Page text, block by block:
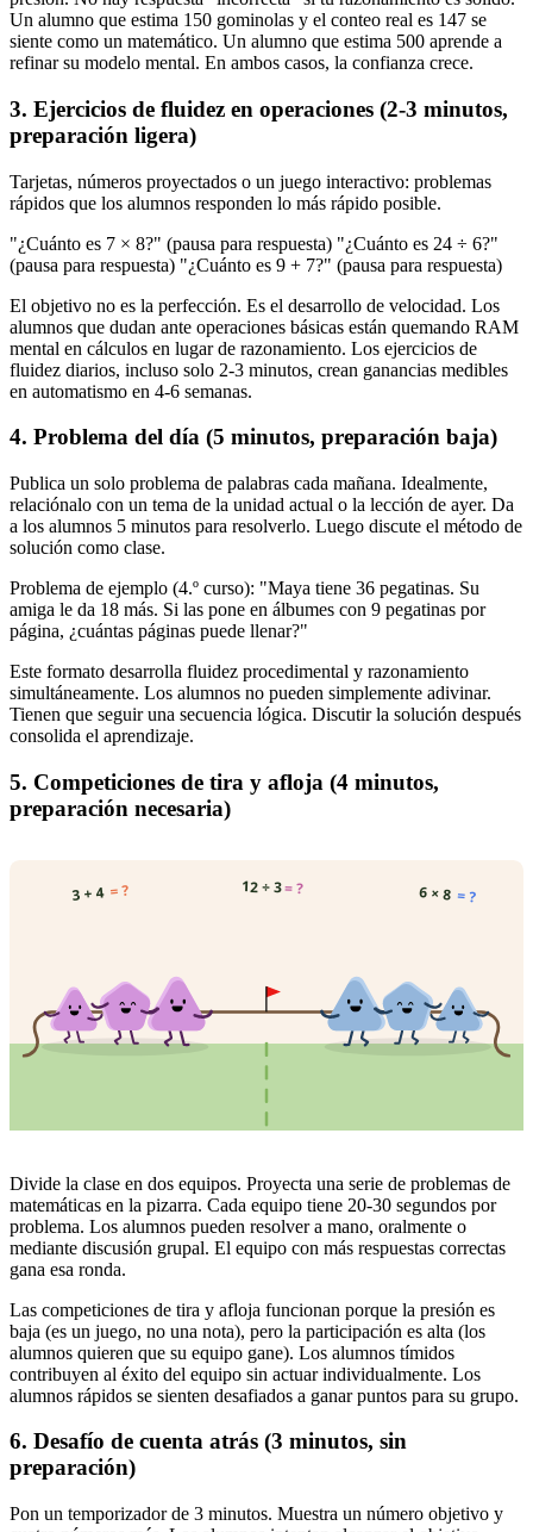
Un alumno que estima 150 gominolas y el conteo real es 147 se
siente como un matemático. Un alumno que estima 500 aprende a
refinar su modelo mental. En ambos casos, la confianza crece.
3. Ejercicios de fluidez en operaciones (2-3 minutos,
preparación ligera)
Tarjetas, números proyectados o un juego interactivo: problemas
rápidos que los alumnos responden lo más rápido posible.
"¿Cuánto es 7 × 8?" (pausa para respuesta) "¿Cuánto es 24 ÷ 6?"
(pausa para respuesta) "¿Cuánto es 9 + 7?" (pausa para respuesta)
El objetivo no es la perfección. Es el desarrollo de velocidad. Los
alumnos que dudan ante operaciones básicas están quemando RAM
mental en cálculos en lugar de razonamiento. Los ejercicios de
fluidez diarios, incluso solo 2-3 minutos, crean ganancias medibles
en automatismo en 4-6 semanas.
4. Problema del día (5 minutos, preparación baja)
Publica un solo problema de palabras cada mañana. Idealmente,
relaciónalo con un tema de la unidad actual o la lección de ayer. Da
a los alumnos 5 minutos para resolverlo. Luego discute el método de
solución como clase.
Problema de ejemplo (4.º curso): "Maya tiene 36 pegatinas. Su
amiga le da 18 más. Si las pone en álbumes con 9 pegatinas por
página, ¿cuántas páginas puede llenar?"
Este formato desarrolla fluidez procedimental y razonamiento
simultáneamente. Los alumnos no pueden simplemente adivinar.
Tienen que seguir una secuencia lógica. Discutir la solución después
consolida el aprendizaje.
5. Competiciones de tira y afloja (4 minutos,
preparación necesaria)
3 + 4 = ? 12 ÷ 3= ? 6 × 8 = ?
Divide la clase en dos equipos. Proyecta una serie de problemas de
matemáticas en la pizarra. Cada equipo tiene 20-30 segundos por
problema. Los alumnos pueden resolver a mano, oralmente o
mediante discusión grupal. El equipo con más respuestas correctas
gana esa ronda.
Las competiciones de tira y afloja funcionan porque la presión es
baja (es un juego, no una nota), pero la participación es alta (los
alumnos quieren que su equipo gane). Los alumnos tímidos
contribuyen al éxito del equipo sin actuar individualmente. Los
alumnos rápidos se sienten desafiados a ganar puntos para su grupo.
6. Desafío de cuenta atrás (3 minutos, sin
preparación)
Pon un temporizador de 3 minutos. Muestra un número objetivo y